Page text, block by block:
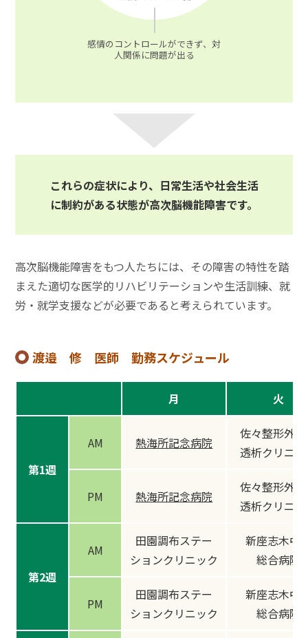
感情のコントロールができず、対
人関係に問題が出る
これらの症状により、日常生活や社会生活
に制約がある状態が高次脳機能障害です。
高次脳機能障害をもつ人たちには、その障害の特性を踏
まえた適切な医学的リハビリテーションや生活訓練、就
労・就学支援などが必要であると考えられています。
渡邉 修 医師 勤務スケジュール
月 火
第1週
AM 熱海所記念病院
佐々整形外
透析クリニ
PM 熱海所記念病院
佐々整形外
透析クリニ
第2週
AM
田園調布ステー
ションクリニック
新座志木中
総合病院
PM
田園調布ステー
ションクリニック
新座志木中
総合病院